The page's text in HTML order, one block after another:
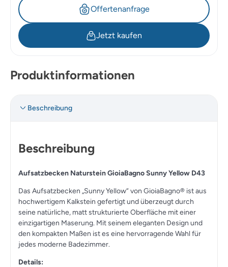
Offertenanfrage
Jetzt kaufen
Produktinformationen
Beschreibung
Beschreibung
Aufsatzbecken Naturstein GioiaBagno Sunny Yellow D43
Das Aufsatzbecken „Sunny Yellow“ von GioiaBagno® ist aus
hochwertigem Kalkstein gefertigt und überzeugt durch
seine natürliche, matt strukturierte Oberfläche mit einer
einzigartigen Maserung. Mit seinem eleganten Design und
den kompakten Maßen ist es eine hervorragende Wahl für
jedes moderne Badezimmer.
Details: